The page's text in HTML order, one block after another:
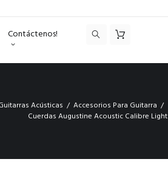
Contáctenos!
Acústicas
Accesorios Para Guitarra
Cuerdas Augustine Acoustic Calibre Light